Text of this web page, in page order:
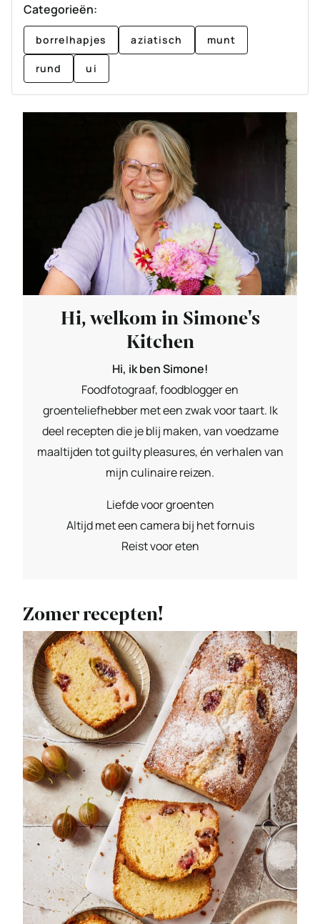
Categorieën:
borrelhapjes aziatisch munt
rund ui
Hi, welkom in Simone's
Kitchen
Hi, ik ben Simone!
Foodfotograaf, foodblogger en
groenteliefhebber met een zwak voor taart. Ik
deel recepten die je blij maken, van voedzame
maaltijden tot guilty pleasures, én verhalen van
mijn culinaire reizen.
Liefde voor groenten
Altijd met een camera bij het fornuis
Reist voor eten
Zomer recepten!